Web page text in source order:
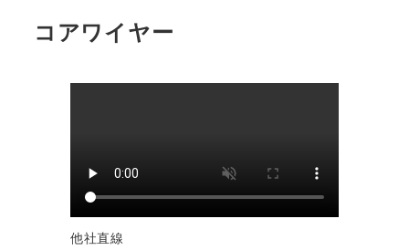
コアワイヤー
他社直線